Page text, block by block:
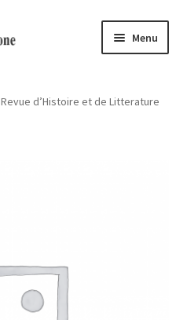
Menu
Revue d’Histoire et de Litterature